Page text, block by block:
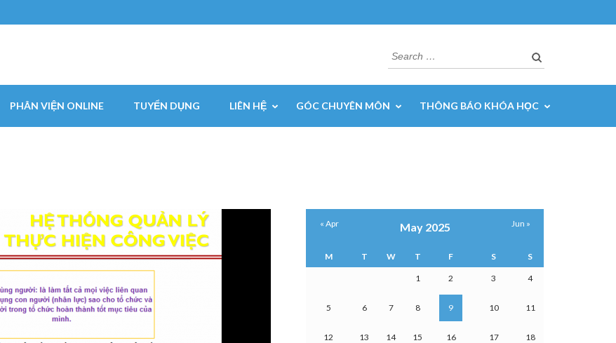
Search
for:
PHÂN VIỆN ONLINE TUYỂN DỤNG LIÊN HỆ GÓC CHUYÊN MÔN THÔNG BÁO KHÓA HỌC
May 2025
M T W T F S S
1 2 3 4
5 6 7 8 9 10 11
12 13 14 15 16 17 18
« Apr Jun »